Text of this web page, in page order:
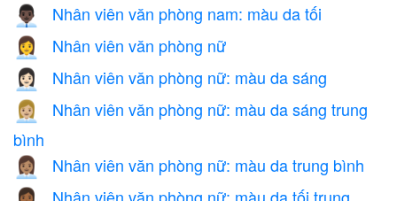
👨🏿‍💼 Nhân viên văn phòng nam: màu da tối
👩‍💼 Nhân viên văn phòng nữ
👩🏻‍💼 Nhân viên văn phòng nữ: màu da sáng
👩🏼‍💼
Nhân viên văn phòng nữ: màu da sáng trung
bình
👩🏽‍💼 Nhân viên văn phòng nữ: màu da trung bình
Nhân viên văn phòng nữ: màu da tối trung